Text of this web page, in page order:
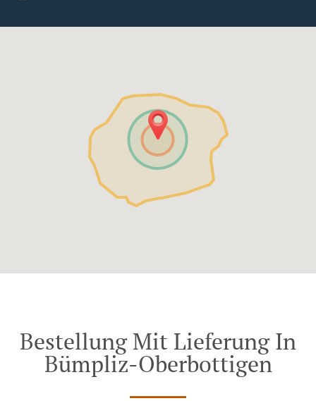
Bestellung Mit Lieferung In
Bümpliz-Oberbottigen